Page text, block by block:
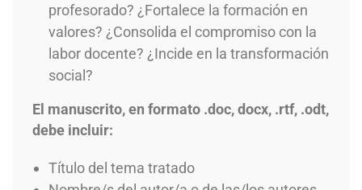
profesorado? ¿Fortalece la formación en
valores? ¿Consolida el compromiso con la
labor docente? ¿Incide en la transformación
social?
El manuscrito, en formato .doc, docx, .rtf, .odt,
debe incluir:
Título del tema tratado